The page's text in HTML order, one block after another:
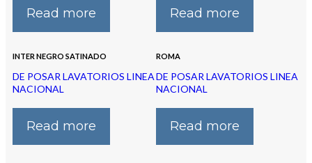
Read more Read more
INTER NEGRO SATINADO
DE POSAR LAVATORIOS LINEA
NACIONAL
Read more
ROMA
DE POSAR LAVATORIOS LINEA
NACIONAL
Read more